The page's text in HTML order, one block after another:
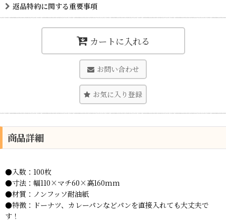
返品特約に関する重要事項
カートに入れる
お問い合わせ
お気に入り登録
商品詳細
●入数：100枚
●寸法：幅110×マチ60×高160mm
●材質：ノンフッソ耐油紙
●特徴：ドーナツ、カレーパンなどパンを直接入れても大丈夫で
す！